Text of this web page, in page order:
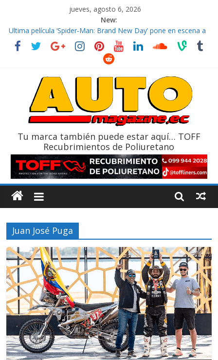
jueves, agosto 6, 2026
New:
El costo de tener un vehículo gana protagonismo a la hora de
decidir
Ultima película ‘Spider‑Man: Brand New Day’ pone en escena a
La Vuelta al Ecuador 2026, edición 47ª, recorre 7 provincias en 8
La FEDAK recibe 12 Sinotruk Bolden para cubrir las rutas de La
Tu marca también puede estar aquí… TOFF
Recubrimientos de Poliuretano
Juan José Puga